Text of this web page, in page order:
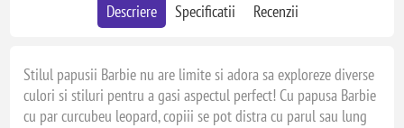
Descriere Specificatii Recenzii
Stilul papusii Barbie nu are limite si adora sa exploreze diverse
culori si stiluri pentru a gasi aspectul perfect! Cu papusa Barbie
cu par curcubeu leopard, copiii se pot distra cu parul sau lung